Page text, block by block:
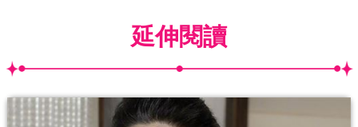
延伸閱讀